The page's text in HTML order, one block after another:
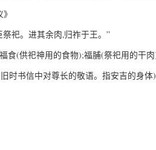
祀。进其余肉,归祚于王。”
食(供祀神用的食物);福脯(祭祀用的干
时书信中对尊长的敬语。指安吉的身体)